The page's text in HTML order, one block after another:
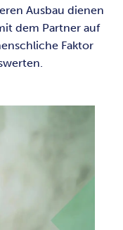
Ausbau dienen
dem Partner auf
Faktor